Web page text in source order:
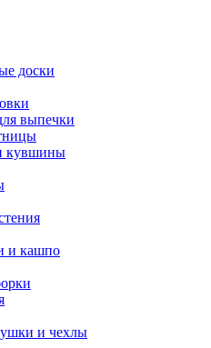
доски
выпечки
кувшины
и кашпо
и чехлы